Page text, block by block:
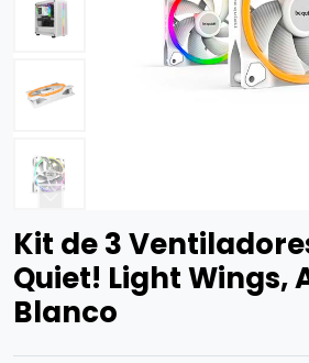
Kit de 3
Quiet! Light Wings,
Blanco